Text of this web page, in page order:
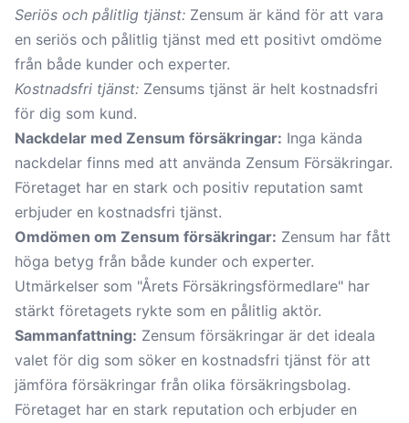
Seriös och pålitlig tjänst: Zensum är känd för att vara
en seriös och pålitlig tjänst med ett positivt omdöme
från både kunder och experter.
Kostnadsfri tjänst: Zensums tjänst är helt kostnadsfri
för dig som kund.
Nackdelar med Zensum försäkringar: Inga kända
nackdelar finns med att använda Zensum Försäkringar.
Företaget har en stark och positiv reputation samt
erbjuder en kostnadsfri tjänst.
Omdömen om Zensum försäkringar: Zensum har fått
höga betyg från både kunder och experter.
Utmärkelser som "Årets Försäkringsförmedlare" har
stärkt företagets rykte som en pålitlig aktör.
Sammanfattning: Zensum försäkringar är det ideala
valet för dig som söker en kostnadsfri tjänst för att
jämföra försäkringar från olika försäkringsbolag.
Företaget har en stark reputation och erbjuder en